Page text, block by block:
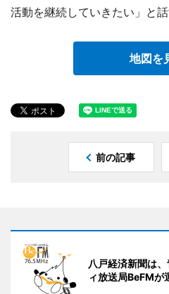
活動を継続していきたい」と話
地図を
前の記事
八戸経済新聞は
ィ放送局BeFMが